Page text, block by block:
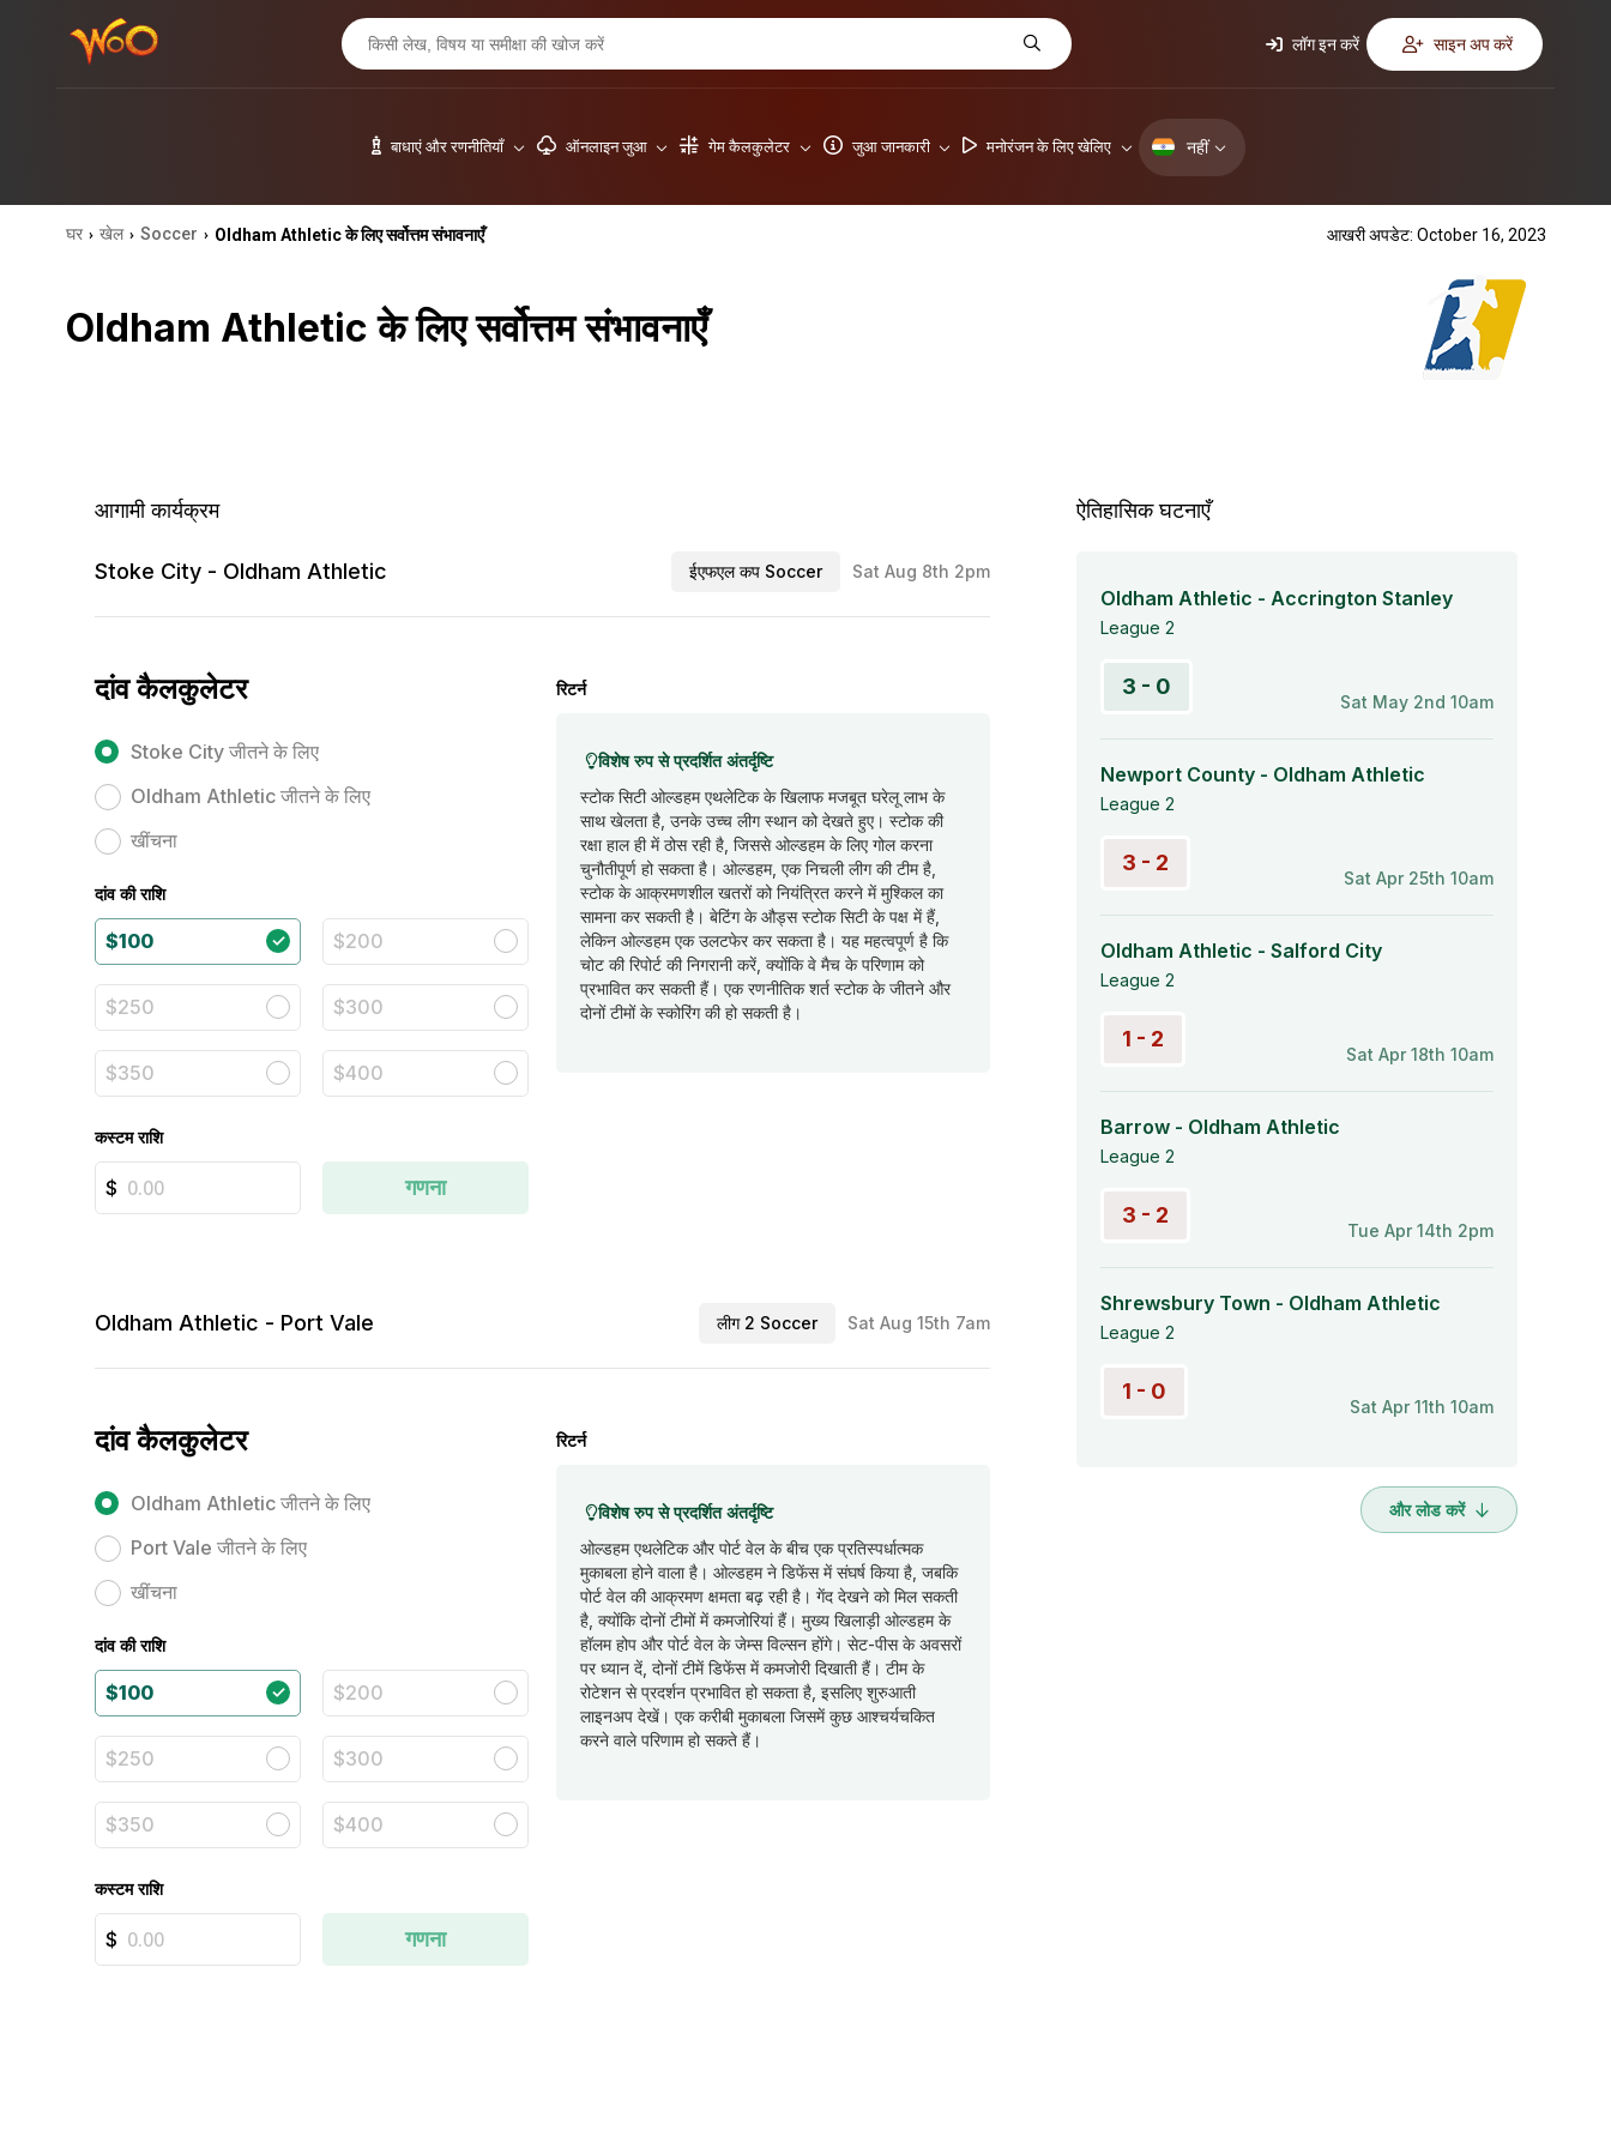
लॉग इन करें साइन अप करें
बाधाएं और रणनीतियाँ ऑनलाइन जुआ गेम कैलकुलेटर जुआ जानकारी मनोरंजन के लिए खेलिए नहीं
घर › खेल › Soccer › Oldham Athletic के लिए सर्वोत्तम संभावनाएँ आखरी अपडेट: October 16, 2023
Oldham Athletic के लिए सर्वोत्तम संभावनाएँ
आगामी कार्यक्रम
Stoke City - Oldham Athletic ईएफएल कप Soccer Sat Aug 8th 2pm
दांव कैलकुलेटर
Stoke City जीतने के लिए
Oldham Athletic जीतने के लिए
खींचना
दांव की राशि
$100 $200
$250 $300
$350 $400
कस्टम राशि
गणना
रिटर्न
विशेष रुप से प्रदर्शित अंतर्दृष्टि
स्टोक सिटी ओल्डहम एथलेटिक के खिलाफ मजबूत घरेलू लाभ के
साथ खेलता है, उनके उच्च लीग स्थान को देखते हुए। स्टोक की
रक्षा हाल ही में ठोस रही है, जिससे ओल्डहम के लिए गोल करना
चुनौतीपूर्ण हो सकता है। ओल्डहम, एक निचली लीग की टीम है,
स्टोक के आक्रमणशील खतरों को नियंत्रित करने में मुश्किल का
सामना कर सकती है। बेटिंग के औड्स स्टोक सिटी के पक्ष में हैं,
लेकिन ओल्डहम एक उलटफेर कर सकता है। यह महत्वपूर्ण है कि
चोट की रिपोर्ट की निगरानी करें, क्योंकि वे मैच के परिणाम को
प्रभावित कर सकती हैं। एक रणनीतिक शर्त स्टोक के जीतने और
दोनों टीमों के स्कोरिंग की हो सकती है।
Oldham Athletic - Port Vale लीग 2 Soccer Sat Aug 15th 7am
दांव कैलकुलेटर
Oldham Athletic जीतने के लिए
Port Vale जीतने के लिए
खींचना
दांव की राशि
$100 $200
$250 $300
$350 $400
कस्टम राशि
गणना
रिटर्न
विशेष रुप से प्रदर्शित अंतर्दृष्टि
ओल्डहम एथलेटिक और पोर्ट वेल के बीच एक प्रतिस्पर्धात्मक
मुकाबला होने वाला है। ओल्डहम ने डिफेंस में संघर्ष किया है, जबकि
पोर्ट वेल की आक्रमण क्षमता बढ़ रही है। गेंद देखने को मिल सकती
है, क्योंकि दोनों टीमों में कमजोरियां हैं। मुख्य खिलाड़ी ओल्डहम के
हॉलम होप और पोर्ट वेल के जेम्स विल्सन होंगे। सेट-पीस के अवसरों
पर ध्यान दें, दोनों टीमें डिफेंस में कमजोरी दिखाती हैं। टीम के
रोटेशन से प्रदर्शन प्रभावित हो सकता है, इसलिए शुरुआती
लाइनअप देखें। एक करीबी मुकाबला जिसमें कुछ आश्चर्यचकित
करने वाले परिणाम हो सकते हैं।
ऐतिहासिक घटनाएँ
Oldham Athletic - Accrington Stanley
League 2
3 - 0
Sat May 2nd 10am
Newport County - Oldham Athletic
League 2
3 - 2
Sat Apr 25th 10am
Oldham Athletic - Salford City
League 2
1 - 2
Sat Apr 18th 10am
Barrow - Oldham Athletic
League 2
3 - 2
Tue Apr 14th 2pm
Shrewsbury Town - Oldham Athletic
League 2
1 - 0
Sat Apr 11th 10am
और लोड करें